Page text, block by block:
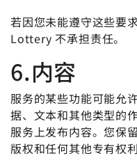
若因您未能遵守这些要
Lottery 不承担责任。
6.内容
服务的某些功能可能允
据、文本和其他类型的
服务上发布内容。您保
版权和任何其他专有权利